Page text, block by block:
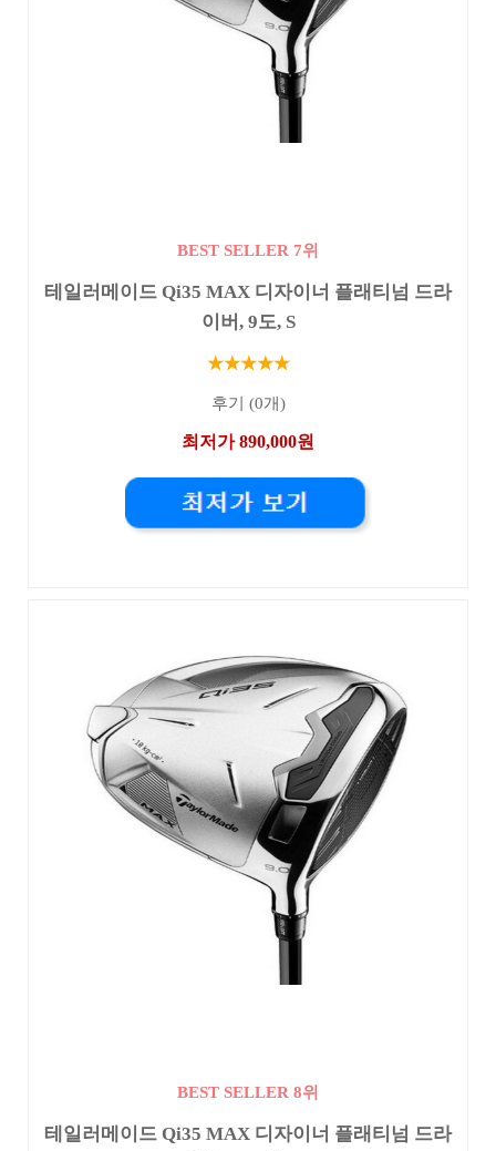
BEST SELLER 7위
테일러메이드 Qi35 MAX 디자이너 플래티넘 드라
이버, 9도, S
★★★★★
후기 (0개)
최저가 890,000원
BEST SELLER 8위
테일러메이드 Qi35 MAX 디자이너 플래티넘 드라